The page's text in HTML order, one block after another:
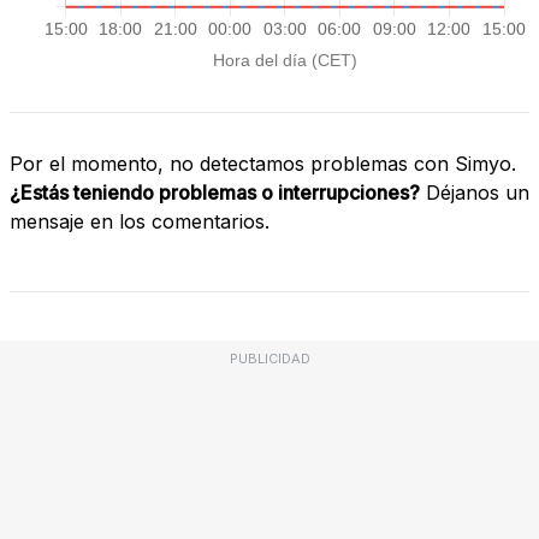
Por el momento, no detectamos problemas con Simyo.
¿Estás teniendo problemas o interrupciones? Déjanos un
mensaje en los comentarios.
PUBLICIDAD